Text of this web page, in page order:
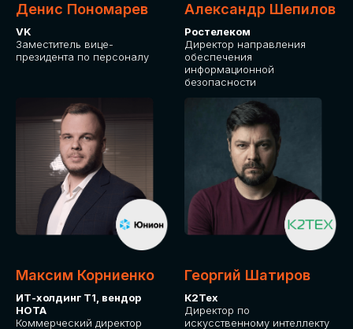
Какие направления для вас более актуальны?
GLOBAL TECH
HR TECH
MARKETING & SALES TECH
CX TECH
ОТПРАВИТЬ
Денис Пономарев
VK
Заместитель вице-
президента по персоналу
Александр Шепилов
Ростелеком
Директор направления
обеспечения
информационной
безопасности
Максим Корниенко
ИТ-холдинг Т1, вендор
НОТА
Коммерческий директор
Георгий Шатиров
К2Тех
Директор по
искусственному интеллекту